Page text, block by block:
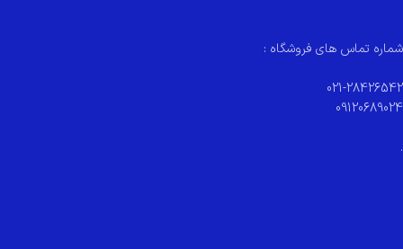
شماره تماس های فروشگاه :
021-28426542
09120689024
.